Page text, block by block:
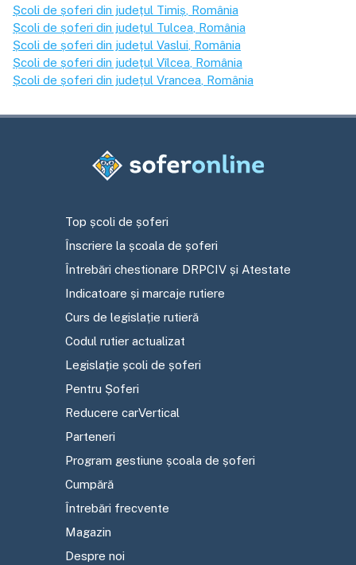
Școli de șoferi din județul Timiș , România
Școli de șoferi din județul Tulcea , România
Școli de șoferi din județul Vaslui , România
Școli de șoferi din județul Vîlcea , România
Școli de șoferi din județul Vrancea , România
Top școli de șoferi
Înscriere la școala de șoferi
Întrebări chestionare DRPCIV și Atestate
Indicatoare și marcaje rutiere
Curs de legislație rutieră
Codul rutier actualizat
Legislație școli de șoferi
Pentru Șoferi
Reducere carVertical
Parteneri
Program gestiune școala de șoferi
Cumpără
Întrebări frecvente
Magazin
Despre noi